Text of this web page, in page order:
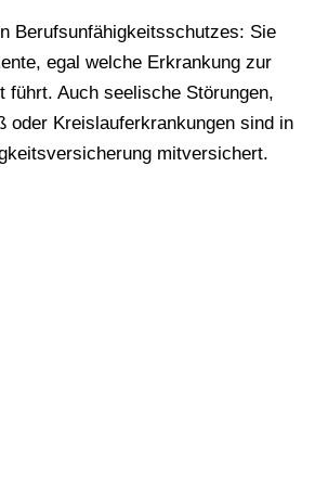
Berufs­unfähig­keitsschutzes: Sie
egal welche Erkrankung zur
führt. Auch seelische Störungen,
oder Kreislauferkrankungen sind in
mitversichert.